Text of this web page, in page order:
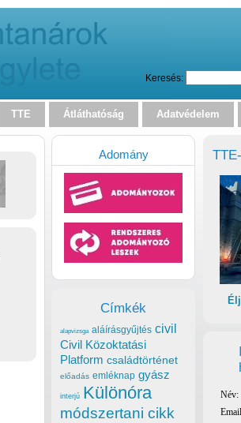
Keresés:
TTE Átláthatóság Adatvédelem
Adomány
Címkék
alapvizsga aláírásgyűjtés civil
Civil Közoktatási
Platform családtörténet
előadás emléknap gyász
interjú Különóra
módszertani cikk